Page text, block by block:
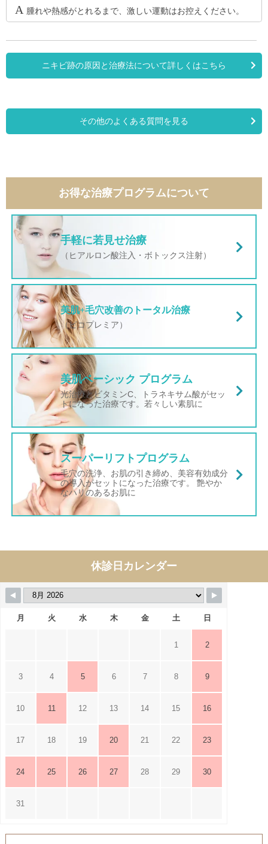
腫れや熱感がとれるまで、激しい運動はお控えください。
ニキビ跡の原因と治療法について詳しくはこちら
その他のよくある質問を見る
お得な治療プログラムについて
手軽に若見せ治療
（ヒアルロン酸注入・ボトックス注射）
美肌+毛穴改善のトータル治療
（ピコプレミア）
美肌ベーシック プログラム
光治療とビタミンC、トラネキサム酸がセッ
トになった治療です。若々しい素肌に
スーパーリフトプログラム
毛穴の洗浄、お肌の引き締め、美容有効成分
の導入がセットになった治療です。 艶やか
なハリのあるお肌に
休診日カレンダー
月 火 水 木 金 土 日
1 2
3 4 5 6 7 8 9
10 11 12 13 14 15 16
17 18 19 20 21 22 23
24 25 26 27 28 29 30
31